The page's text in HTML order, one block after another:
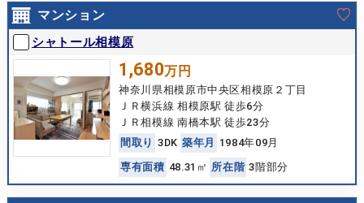
マンション
シャトール相模原
1,680万円
神奈川県相模原市中央区相模原２丁目
ＪＲ横浜線 相模原駅 徒歩6分
ＪＲ相模線 南橋本駅 徒歩23分
間 取 り 3DK 築年月
1984年09月
専有面積 48.31㎡ 所在 階 3階部分